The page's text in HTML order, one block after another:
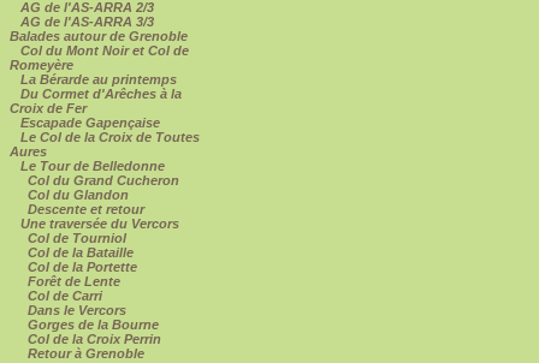
AG de l'AS-ARRA 2/3
AG de l'AS-ARRA 3/3
Balades autour de Grenoble
Col du Mont Noir et Col de
Romeyère
La Bérarde au printemps
Du Cormet d'Arêches à la
Croix de Fer
Escapade Gapençaise
Le Col de la Croix de Toutes
Aures
Le Tour de Belledonne
Col du Grand Cucheron
Col du Glandon
Descente et retour
Une traversée du Vercors
Col de Tourniol
Col de la Bataille
Col de la Portette
Forêt de Lente
Col de Carri
Dans le Vercors
Gorges de la Bourne
Col de la Croix Perrin
Retour à Grenoble